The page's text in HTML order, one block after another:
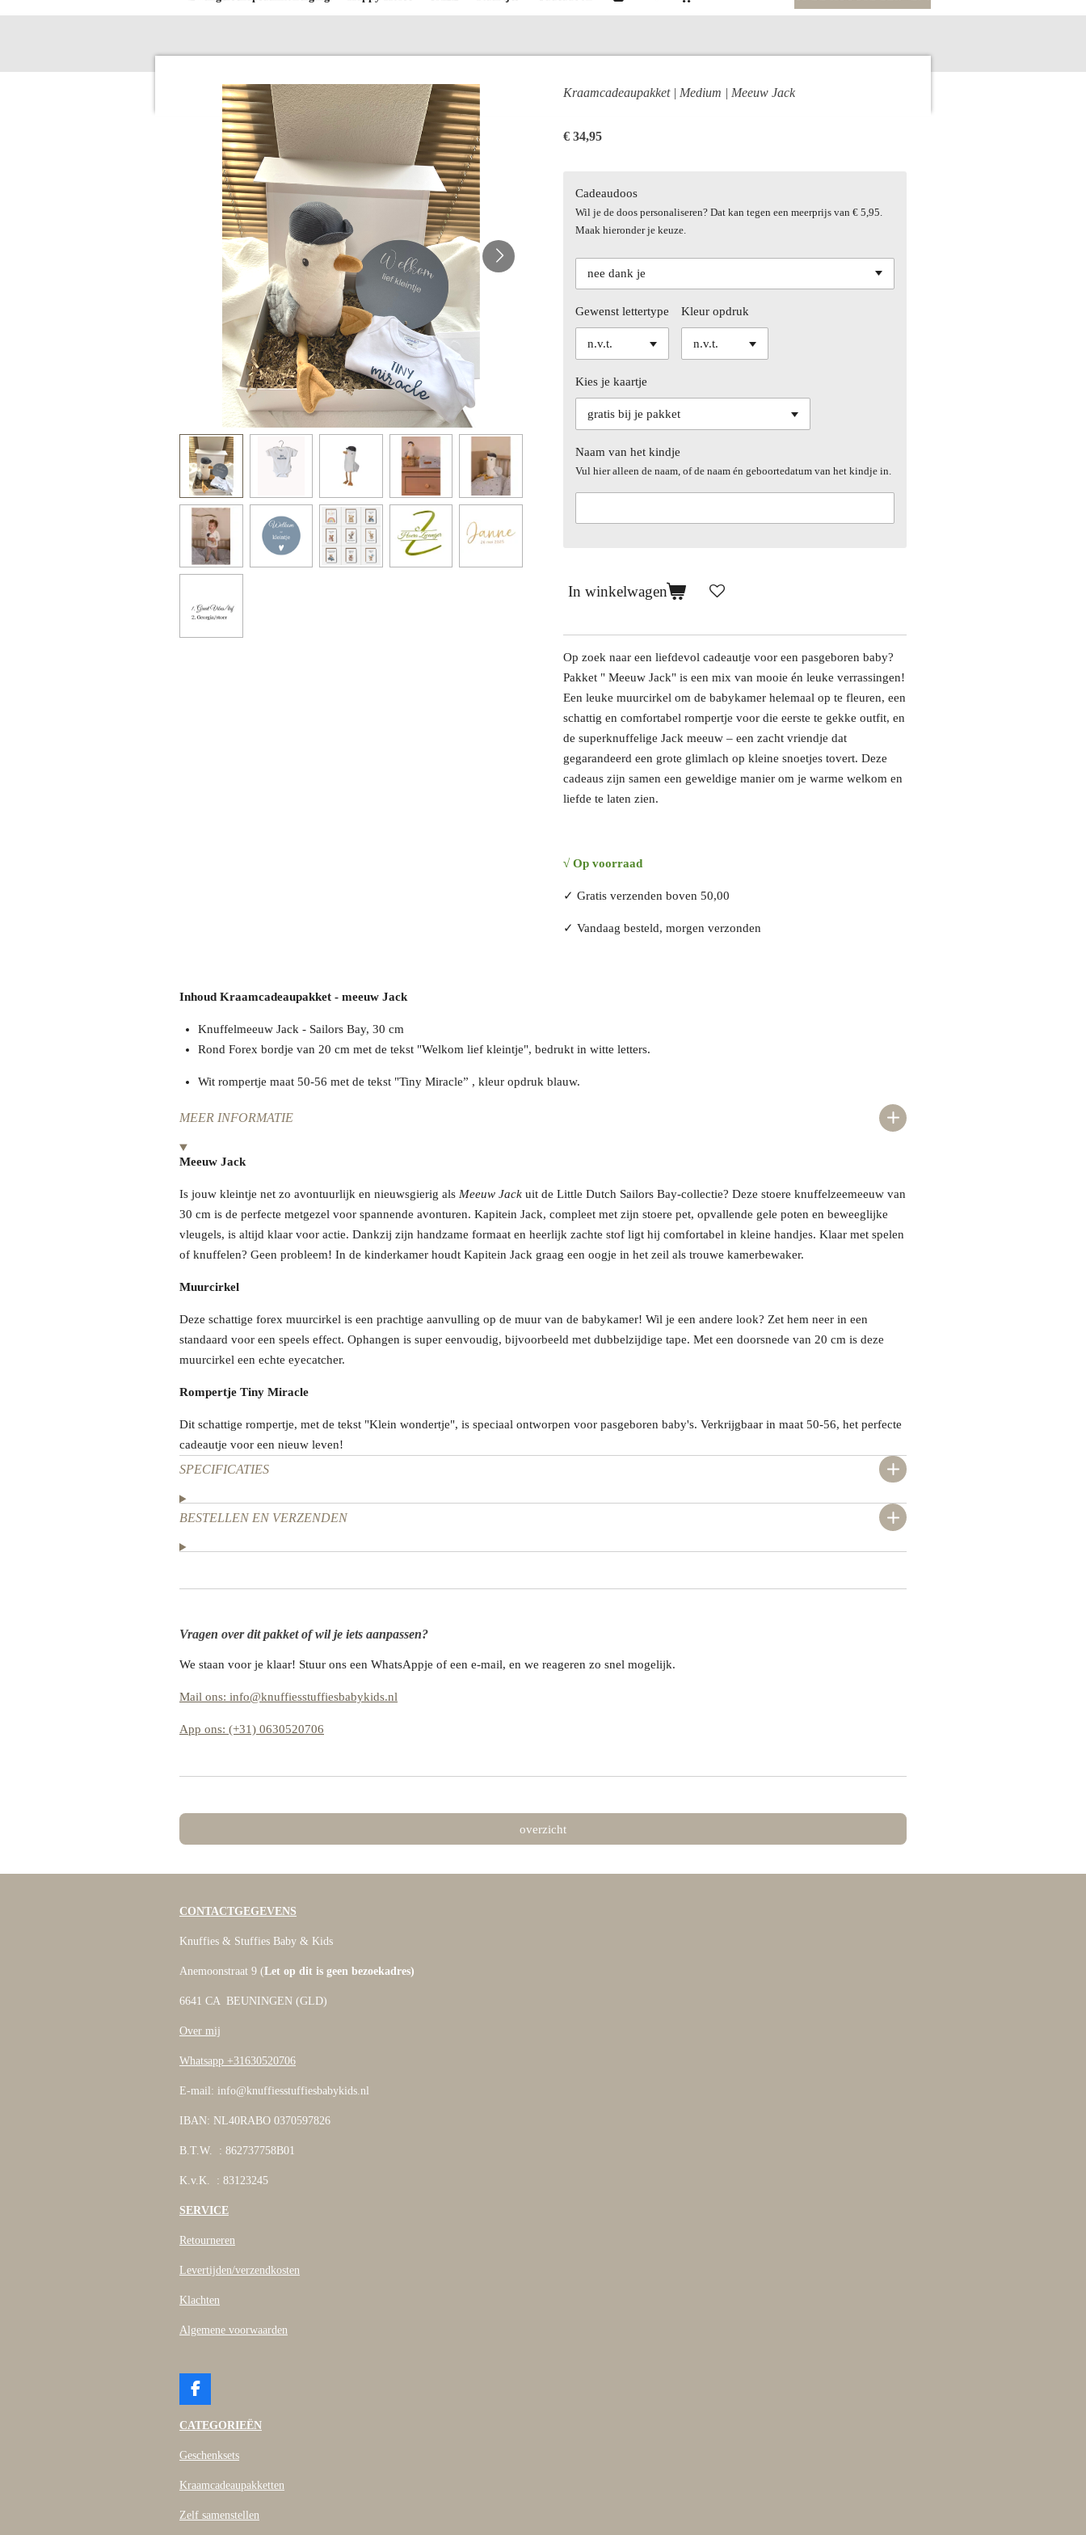
Kraamcadeaupakket | Medium | Meeuw Jack
€ 34,95
Cadeaudoos
Wil je de doos personaliseren? Dat kan tegen een meerprijs van € 5,95.
Maak hieronder je keuze.
Gewenst lettertype Kleur opdruk
Kies je kaartje
Naam van het kindje
Vul hier alleen de naam, of de naam én geboortedatum van het kindje in.
In winkelwagen
Op zoek naar een liefdevol cadeautje voor een pasgeboren baby?
Pakket " Meeuw Jack" is een mix van mooie én leuke verrassingen!
Een leuke muurcirkel om de babykamer helemaal op te fleuren, een
schattig en comfortabel rompertje voor die eerste te gekke outfit, en
de superknuffelige Jack meeuw – een zacht vriendje dat
gegarandeerd een grote glimlach op kleine snoetjes tovert. Deze
cadeaus zijn samen een geweldige manier om je warme welkom en
liefde te laten zien.
√ Op voorraad
✓ Gratis verzenden boven 50,00
✓ Vandaag besteld, morgen verzonden
Inhoud Kraamcadeaupakket - meeuw Jack
Knuffelmeeuw Jack - Sailors Bay, 30 cm
Rond Forex bordje van 20 cm met de tekst "Welkom lief kleintje", bedrukt in witte letters.
Wit rompertje maat 50-56 met de tekst "Tiny Miracle” , kleur opdruk blauw.
MEER INFORMATIE
Meeuw Jack
Is jouw kleintje net zo avontuurlijk en nieuwsgierig als Meeuw Jack uit de Little Dutch Sailors Bay-collectie? Deze stoere knuffelzeemeeuw van
30 cm is de perfecte metgezel voor spannende avonturen. Kapitein Jack, compleet met zijn stoere pet, opvallende gele poten en beweeglijke
vleugels, is altijd klaar voor actie. Dankzij zijn handzame formaat en heerlijk zachte stof ligt hij comfortabel in kleine handjes. Klaar met spelen
of knuffelen? Geen probleem! In de kinderkamer houdt Kapitein Jack graag een oogje in het zeil als trouwe kamerbewaker.
Muurcirkel
Deze schattige forex muurcirkel is een prachtige aanvulling op de muur van de babykamer! Wil je een andere look? Zet hem neer in een
standaard voor een speels effect. Ophangen is super eenvoudig, bijvoorbeeld met dubbelzijdige tape. Met een doorsnede van 20 cm is deze
muurcirkel een echte eyecatcher.
Rompertje Tiny Miracle
Dit schattige rompertje, met de tekst "Klein wondertje", is speciaal ontworpen voor pasgeboren baby's. Verkrijgbaar in maat 50-56, het perfecte
cadeautje voor een nieuw leven!
SPECIFICATIES
BESTELLEN EN VERZENDEN
Vragen over dit pakket of wil je iets aanpassen?
We staan voor je klaar! Stuur ons een WhatsAppje of een e-mail, en we reageren zo snel mogelijk.
Mail ons: info@knuffiesstuffiesbabykids.nl
App ons: (+31) 0630520706
overzicht
CONTACTGEGEVENS
Knuffies & Stuffies Baby & Kids
Anemoonstraat 9 (Let op dit is geen bezoekadres)
6641 CA BEUNINGEN (GLD)
Over mij
Whatsapp +31630520706
E-mail: info@knuffiesstuffiesbabykids.nl
IBAN: NL40RABO 0370597826
B.T.W. : 862737758B01
K.v.K. : 83123245
SERVICE
Retourneren
Levertijden/verzendkosten
Klachten
Algemene voorwaarden
F
c
b
o
CATEGORIEËN
Geschenksets
Kraamcadeaupakketten
Zelf samenstellen